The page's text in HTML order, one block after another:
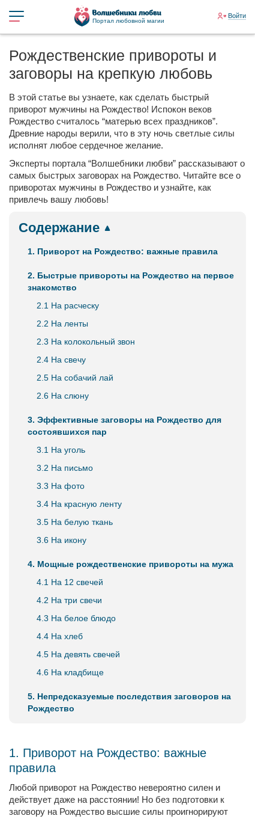
Портал любовной магии
Войти
Рождественские привороты и
заговоры на крепкую любовь
В этой статье вы узнаете, как сделать быстрый
приворот мужчины на Рождество! Испокон веков
Рождество считалось “матерью всех праздников”.
Древние народы верили, что в эту ночь светлые силы
исполнят любое сердечное желание.
Эксперты портала “Волшебники любви” рассказывают о
самых быстрых заговорах на Рождество. Читайте все о
приворотах мужчины в Рождество и узнайте, как
привлечь вашу любовь!
Содержание
1. Приворот на Рождество: важные правила
2. Быстрые привороты на Рождество на первое
знакомство
2.1 На расческу
2.2 На ленты
2.3 На колокольный звон
2.4 На свечу
2.5 На собачий лай
2.6 На слюну
3. Эффективные заговоры на Рождество для
состоявшихся пар
3.1 На уголь
3.2 На письмо
3.3 На фото
3.4 На красную ленту
3.5 На белую ткань
3.6 На икону
4. Мощные рождественские привороты на мужа
4.1 На 12 свечей
4.2 На три свечи
4.3 На белое блюдо
4.4 На хлеб
4.5 На девять свечей
4.6 На кладбище
5. Непредсказуемые последствия заговоров на
Рождество
1. Приворот на Рождество: важные
правила
Любой приворот на Рождество невероятно силен и
действует даже на расстоянии! Но без подготовки к
заговору на Рождество высшие силы проигнорируют